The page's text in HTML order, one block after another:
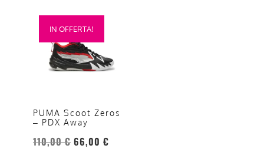
IN OFFERTA!
PUMA Scoot Zeros
– PDX Away
110,00€ 66,00 €
Questo
prodotto
opzioni
possono
essere